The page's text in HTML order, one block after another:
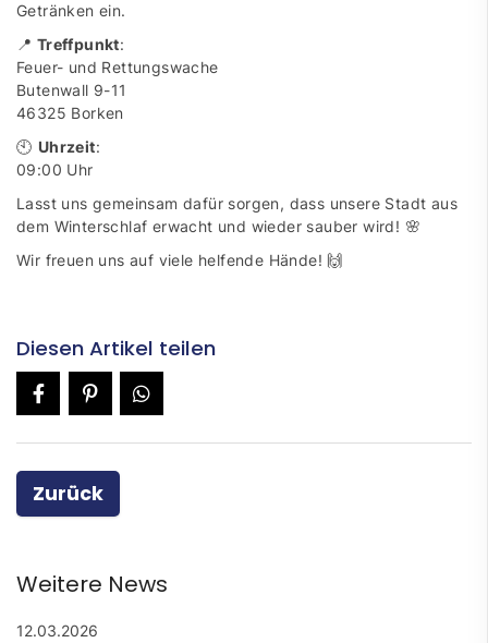
Getränken ein.
📍 Treffpunkt:
Feuer- und Rettungswache
Butenwall 9-11
46325 Borken
🕙 Uhrzeit:
09:00 Uhr
Lasst uns gemeinsam dafür sorgen, dass unsere Stadt aus
dem Winterschlaf erwacht und wieder sauber wird! 🌸
Wir freuen uns auf viele helfende Hände! 🙌
Diesen Artikel teilen
Zurück
Weitere News
12.03.2026